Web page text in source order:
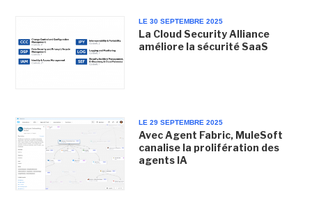
LE 30 SEPTEMBRE 2025
La Cloud Security Alliance
améliore la sécurité SaaS
LE 29 SEPTEMBRE 2025
Avec Agent Fabric, MuleSoft
canalise la prolifération des
agents IA